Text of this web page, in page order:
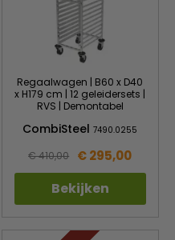
Regaalwagen | B60 x D40
x H179 cm | 12 geleidersets |
RVS | Demontabel
CombiSteel7490.0255
€ 410,00 € 295,00
Bekijken